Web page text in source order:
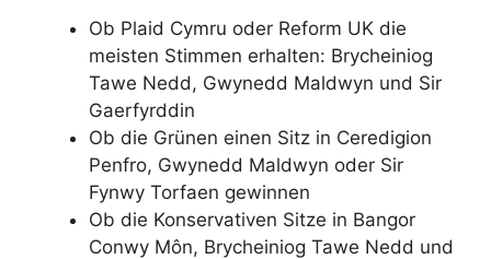
Ob Plaid Cymru oder Reform UK die
meisten Stimmen erhalten: Brycheiniog
Tawe Nedd, Gwynedd Maldwyn und Sir
Gaerfyrddin
Ob die Grünen einen Sitz in Ceredigion
Penfro, Gwynedd Maldwyn oder Sir
Fynwy Torfaen gewinnen
Ob die Konservativen Sitze in Bangor
Conwy Môn, Brycheiniog Tawe Nedd und